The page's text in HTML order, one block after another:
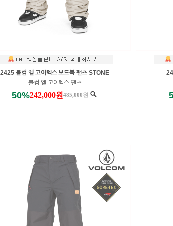
2425 볼컴 엘 고어텍스 보드복 팬츠 STONE
볼컴 엘 고어텍스 팬츠
50%242,000원 485,000원